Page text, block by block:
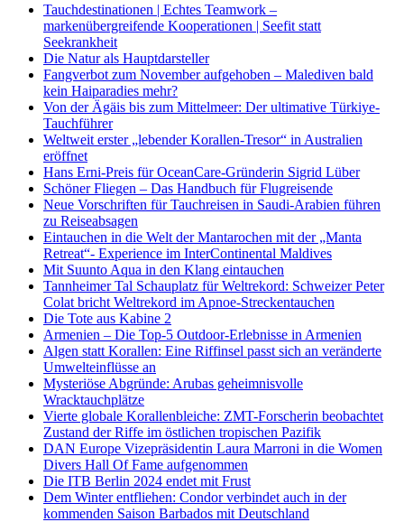
Tauchdestinationen | Echtes Teamwork –
markenübergreifende Kooperationen | Seefit statt
Seekrankheit
Die Natur als Hauptdarsteller
Fangverbot zum November aufgehoben – Malediven bald
kein Haiparadies mehr?
Von der Ägäis bis zum Mittelmeer: Der ultimative Türkiye-
Tauchführer
Weltweit erster „lebender Korallen-Tresor“ in Australien
eröffnet
Hans Erni-Preis für OceanCare-Gründerin Sigrid Lüber
Schöner Fliegen – Das Handbuch für Flugreisende
Neue Vorschriften für Tauchreisen in Saudi-Arabien führen
zu Reiseabsagen
Eintauchen in die Welt der Mantarochen mit der „Manta
Retreat“- Experience im InterContinental Maldives
Mit Suunto Aqua in den Klang eintauchen
Tannheimer Tal Schauplatz für Weltrekord: Schweizer Peter
Colat bricht Weltrekord im Apnoe-Streckentauchen
Die Tote aus Kabine 2
Armenien – Die Top-5 Outdoor-Erlebnisse in Armenien
Algen statt Korallen: Eine Riffinsel passt sich an veränderte
Umwelteinflüsse an
Mysteriöse Abgründe: Arubas geheimnisvolle
Wracktauchplätze
Vierte globale Korallenbleiche: ZMT-Forscherin beobachtet
Zustand der Riffe im östlichen tropischen Pazifik
DAN Europe Vizepräsidentin Laura Marroni in die Women
Divers Hall Of Fame aufgenommen
Die ITB Berlin 2024 endet mit Frust
Dem Winter entfliehen: Condor verbindet auch in der
kommenden Saison Barbados mit Deutschland